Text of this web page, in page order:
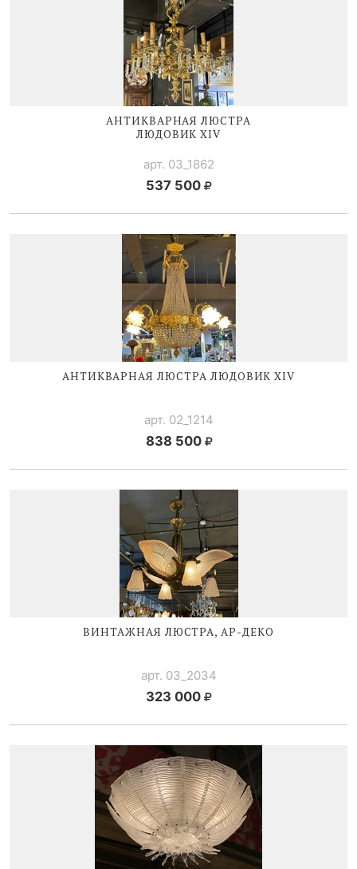
АНТИКВАРНАЯ ЛЮСТРА
ЛЮДОВИК XIV
арт. 03_1862
537 500
АНТИКВАРНАЯ ЛЮСТРА ЛЮДОВИК XIV
арт. 02_1214
838 500
ВИНТАЖНАЯ ЛЮСТРА, АР-ДЕКО
арт. 03_2034
323 000